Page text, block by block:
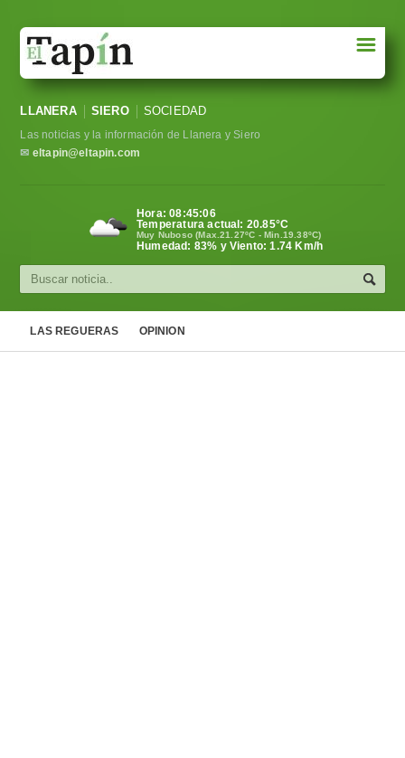
Sociedad
Política
Cultura
☰
LLANERA SIERO SOCIEDAD
Las noticias y la información de Llanera y Siero
✉ eltapin@eltapin.com
Hora:08:45:07
Temperatura actual: 20.85°C
Muy Nuboso (Max.21.27ºC - Min.19.38ºC)
Humedad: 83% y Viento: 1.74 Km/h
LAS REGUERAS OPINION